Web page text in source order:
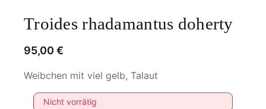
Troides rhadamantus doherty
95,00 €
Weibchen mit viel gelb, Talaut
Nicht vorrätig